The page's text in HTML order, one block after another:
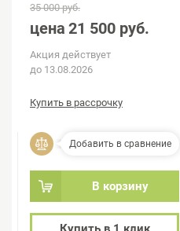
35 000 руб.
цена 21 500 руб.
Акция действует
до 13.08.2026
Купить в рассрочку
Добавить в сравнение
В корзину